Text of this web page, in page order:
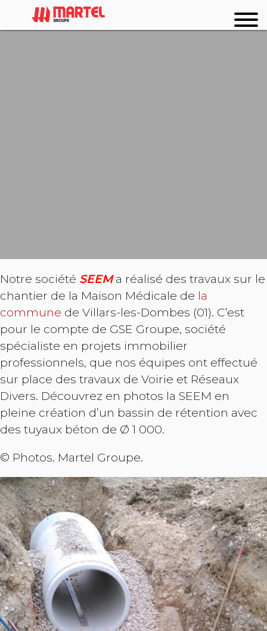
Notre société SEEMa réalisé des travaux sur le
chantier de la Maison Médicale de la
commune de Villars-les-Dombes (01). C’est
pour le compte de GSE Groupe, société
spécialiste en projets immobilier
professionnels, que nos équipes ont effectué
sur place des travaux de Voirie et Réseaux
Divers. Découvrez en photos la SEEM en
pleine création d’un bassin de rétention avec
des tuyaux béton de Ø 1 000.
© Photos. Martel Groupe.